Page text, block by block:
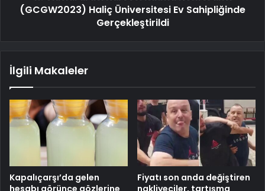
(GCGW2023) Haliç Üniversitesi Ev Sahipliğinde
Gerçekleştirildi
İlgili Makaleler
Kapalıçarşı’da gelen
hesabı görünce gözlerine
Fiyatı son anda değiştiren
nakliyeciler, tartışma